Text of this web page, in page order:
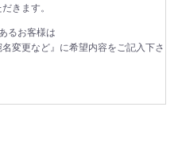
きます。
るお客様は
変更など』に希望内容をご記入下さ